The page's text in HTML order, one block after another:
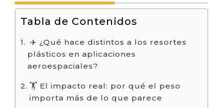
Tabla de Contenidos
✈️ ¿Qué hace distintos a los resortes
plásticos en aplicaciones
aeroespaciales?
🏋️ El impacto real: por qué el peso
importa más de lo que parece